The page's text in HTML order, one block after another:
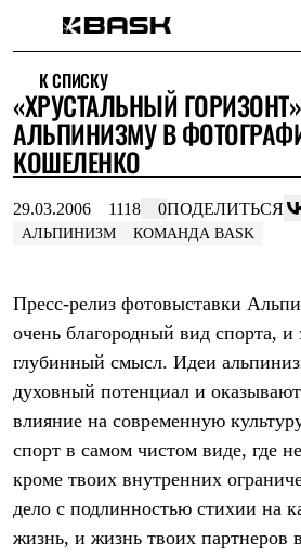
Интернет-магазин
Мужская одежда
Утепленная пухом
Куртки
Брюки
Комбинезоны
Утепленная синтетикой
Куртки
Брюки
Софтшелл одежда
Куртки
Брюки
Куртки
Брюки
Жилеты
Термобелье
Теплое термобелье
Среднее термобелье
К СПИСКУ
«ХРУСТАЛЬНЫЙ
АЛЬПИНИЗМУ В
КОШЕЛЕНКО
29.03.2006 1118 0ПОДЕЛИТЬСЯ
АЛЬПИНИЗМ КОМАНДА BASK
Пресс-релиз фотовыставки
очень благородный вид спорта,
глубинный смысл. Идеи
духовный потенциал и
влияние на современную
спорт в самом чистом виде, где
кроме твоих внутренних
дело с подлинностью стихии на
жизнь, и жизнь твоих партнеров